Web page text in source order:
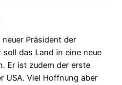
Präsident der
soll das Land in eine neue
Er ist zudem der erste
USA. Viel Hoffnung aber